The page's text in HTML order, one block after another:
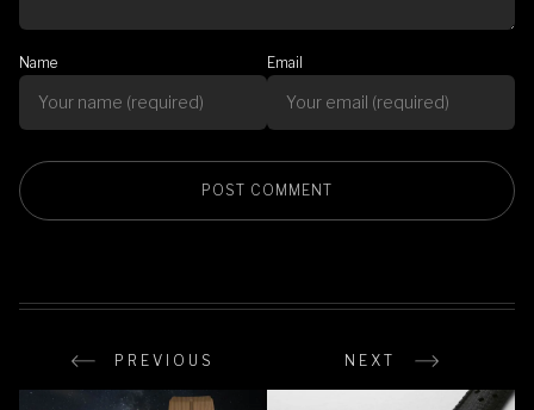
Name Email
PREVIOUS NEXT